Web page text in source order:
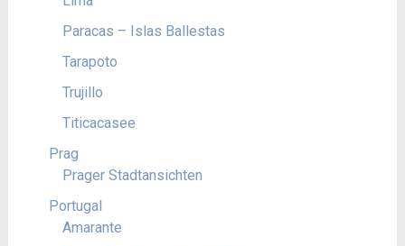
Paracas – Islas Ballestas
Tarapoto
Trujillo
Titicacasee
Prag
Prager Stadtansichten
Portugal
Amarante